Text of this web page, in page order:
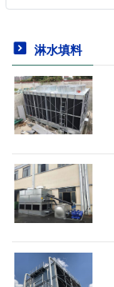
淋水填料